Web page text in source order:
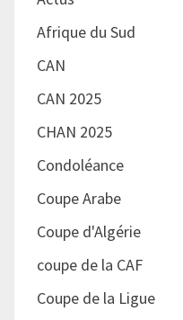
Afrique du Sud
CAN
CAN 2025
CHAN 2025
Condoléance
Coupe Arabe
Coupe d'Algérie
coupe de la CAF
Coupe de la Ligue